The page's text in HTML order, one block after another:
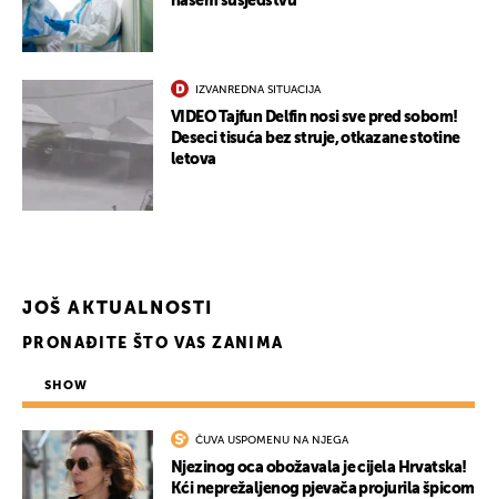
IZVANREDNA SITUACIJA
VIDEO Tajfun Delfin nosi sve pred sobom!
Deseci tisuća bez struje, otkazane stotine
letova
JOŠ AKTUALNOSTI
PRONAĐITE ŠTO VAS ZANIMA
SHOW
ČUVA USPOMENU NA NJEGA
Njezinog oca obožavala je cijela Hrvatska!
Kći neprežaljenog pjevača projurila špicom
UKLJUČITE NOTIFIKACIJE